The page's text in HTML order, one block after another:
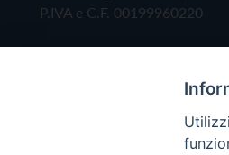
P.IVA e C.F. 00199960220